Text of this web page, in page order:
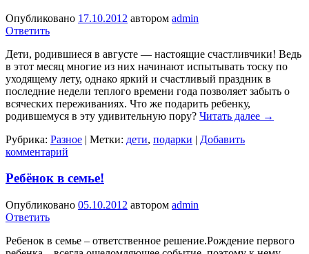
Опубликовано 17.10.2012 автором admin
Ответить
Дети, родившиеся в августе — настоящие счастливчики! Ведь
в этот месяц многие из них начинают испытывать тоску по
уходящему лету, однако яркий и счастливый праздник в
последние недели теплого времени года позволяет забыть о
всяческих переживаниях. Что же подарить ребенку,
родившемуся в эту удивительную пору? Читать далее →
Рубрика: Разное | Метки: дети, подарки | Добавить
комментарий
Ребёнок в семье!
Опубликовано 05.10.2012 автором admin
Ответить
Ребенок в семье – ответственное решение.Рождение первого